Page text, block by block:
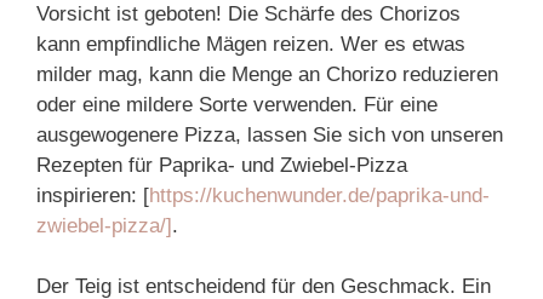
Vorsicht ist geboten! Die Schärfe des Chorizos
kann empfindliche Mägen reizen. Wer es etwas
milder mag, kann die Menge an Chorizo reduzieren
oder eine mildere Sorte verwenden. Für eine
ausgewogenere Pizza, lassen Sie sich von unseren
Rezepten für Paprika- und Zwiebel-Pizza
inspirieren: [https://kuchenwunder.de/paprika-und-
zwiebel-pizza/].
Der Teig ist entscheidend für den Geschmack. Ein